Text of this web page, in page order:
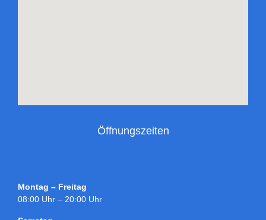
Öffnungszeiten
Montag – Freitag
08:00 Uhr – 20:00 Uhr